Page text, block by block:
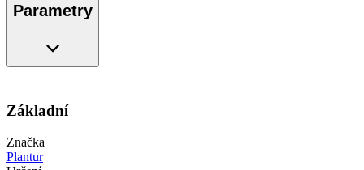
Parametry
Základní
Značka
Plantur